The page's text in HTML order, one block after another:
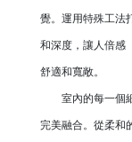
覺。運用特殊工法
和深度，讓人倍感
舒適和寬敞。
室內的每一個細
完美融合。從柔和